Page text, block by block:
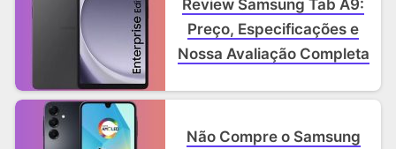
Review Samsung Tab A9:
Preço, Especificações e
Nossa Avaliação Completa
Não Compre o Samsung